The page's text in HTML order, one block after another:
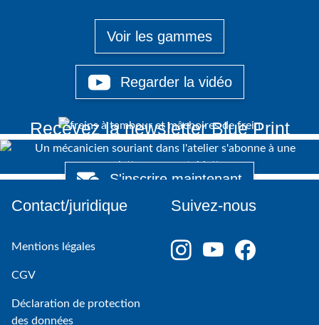
Voir les gammes
Regarder la vidéo
Recevez la newsletter Blue Print
S'inscrire maintenant
Contact/juridique
Mentions légales
CGV
Déclaration de protection
des données
Suivez-nous